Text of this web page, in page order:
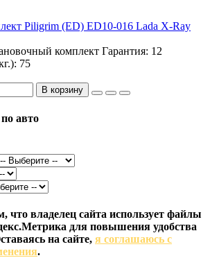
Piligrim (ED) ED10-016 Lada X-Ray
комплект Гарантия: 12
75
В корзину
авто
что владелец сайта использует файлы
для повышения удобства
на сайте, я соглашаюсь с
.